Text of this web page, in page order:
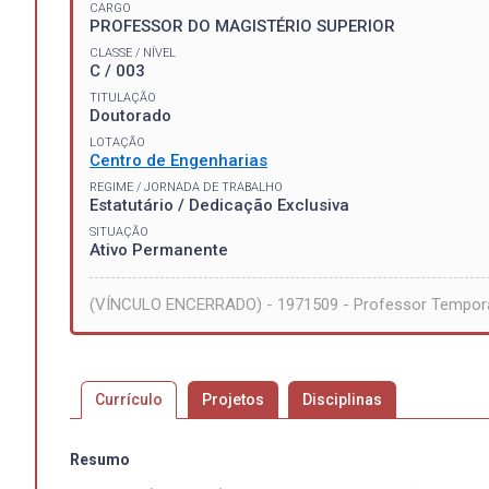
CARGO
PROFESSOR DO MAGISTÉRIO SUPERIOR
CLASSE / NÍVEL
C / 003
TITULAÇÃO
Doutorado
LOTAÇÃO
Centro de Engenharias
REGIME / JORNADA DE TRABALHO
Estatutário / Dedicação Exclusiva
SITUAÇÃO
Ativo Permanente
(VÍNCULO ENCERRADO) - 1971509 - Professor
Currículo Projetos Disciplinas
Resumo